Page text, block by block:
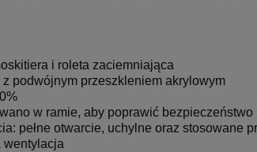
i roleta zaciemniająca
z podwójnym przeszkleniem akrylowym
w ramie, aby poprawić
pełne otwarcie, uchylne oraz stosowane
wentylacja